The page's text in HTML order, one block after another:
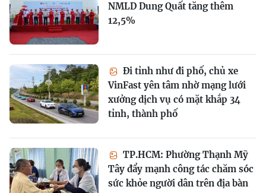
NMLD Dung Quất tăng thêm
12,5%
Đi tỉnh như đi phố, chủ xe
VinFast yên tâm nhờ mạng lưới
xưởng dịch vụ có mặt khắp 34
tỉnh, thành phố
TP.HCM: Phường Thạnh Mỹ
Tây đẩy mạnh công tác chăm sóc
sức khỏe người dân trên địa bàn